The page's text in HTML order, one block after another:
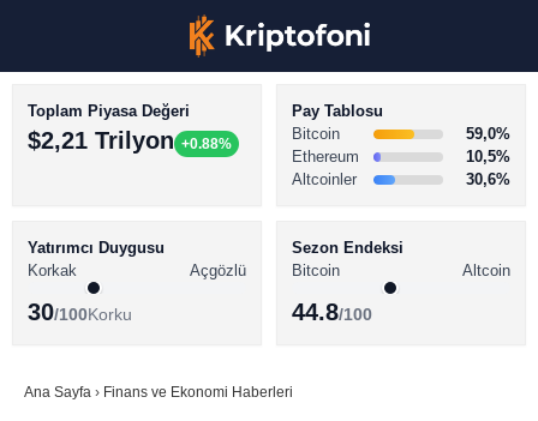
BİTCOİN HABERLERİ
ALTCOİN HABERLERİ
SÖZLÜK
Toplam Piyasa Değeri
$2,21 Trilyon +0.88%
Pay Tablosu
Bitcoin
59,0%
Ethereum
10,5%
Altcoinler
30,6%
Yatırımcı Duygusu
Korkak
Açgözlü
30/100Korku
Sezon Endeksi
Bitcoin
Altcoin
44.8/100
Ana Sayfa › Finans ve Ekonomi Haberleri